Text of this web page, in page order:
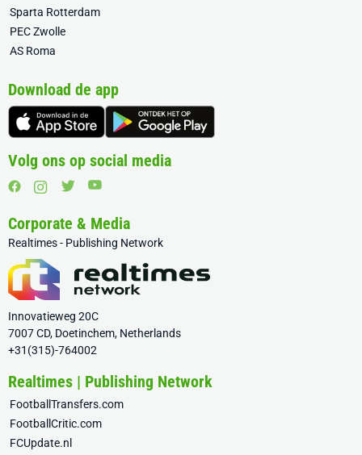
Sparta Rotterdam
PEC Zwolle
AS Roma
Download de app
Volg ons op social media
Corporate & Media
Realtimes - Publishing Network
Innovatieweg 20C
7007 CD, Doetinchem, Netherlands
+31(315)-764002
Realtimes | Publishing Network
FootballTransfers.com
FootballCritic.com
FCUpdate.nl